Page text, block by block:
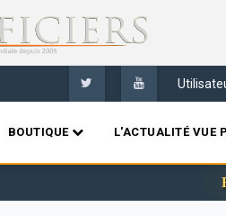
BOUTIQUE L'ACTUALITÉ VUE